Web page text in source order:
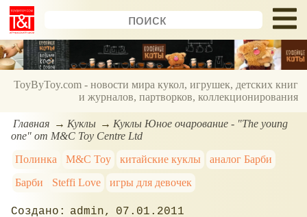
ToyByToy.com - новости мира кукол, игрушек, детских книг
и журналов, партворков, коллекционирования
Главная Куклы
Куклы Юное очарование - "The young
one" от M&C Toy Centre Ltd
Полинка
M&C Toy китайские куклы
аналог Барби
Барби
Steffi Love игры для девочек
admin
07.01.2011